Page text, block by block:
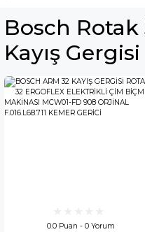
Bosch Rotak
Kayış Gergisi
0.0 Puan - 0 Yorum